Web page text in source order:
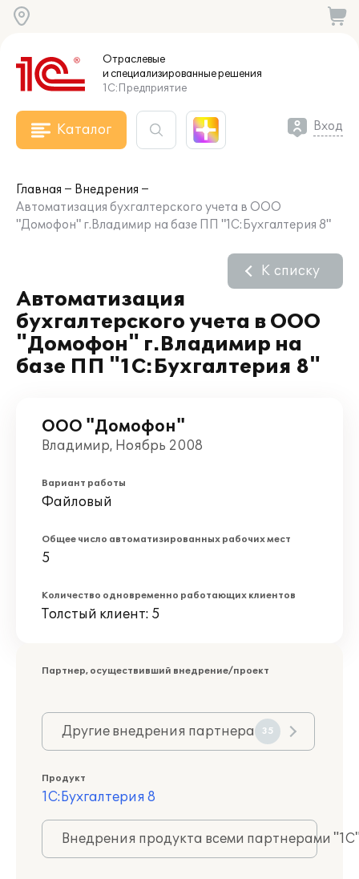
Отраслевые
и специализированныерешения
1С:Предприятие
Каталог Вход
Главная
Внедрения
Автоматизация бухгалтерского учета в ООО
"Домофон" г.Владимир на базе ПП "1С:Бухгалтерия 8"
Автоматизация
бухгалтерского учета в ООО
"Домофон" г.Владимир на
базе ПП "1С:Бухгалтерия 8"
К списку
ООО "Домофон"
Владимир, Ноябрь 2008
Вариант работы
Файловый
Общее число автоматизированных рабочих мест
5
Количество одновременно работающих клиентов
Толстый клиент: 5
Партнер, осуществивший внедрение/проект
Другие внедрения партнера 35
Продукт
1С:Бухгалтерия 8
Внедрения продукта всеми партнерами